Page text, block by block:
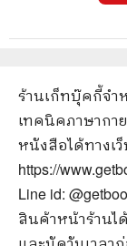
ร้านเก็ทบุ๊คกี้จำ
เทคนิคภาษากาย
หนังสือได้ทางเ
https://
Line id:
สินค้าหน้าร้านไ